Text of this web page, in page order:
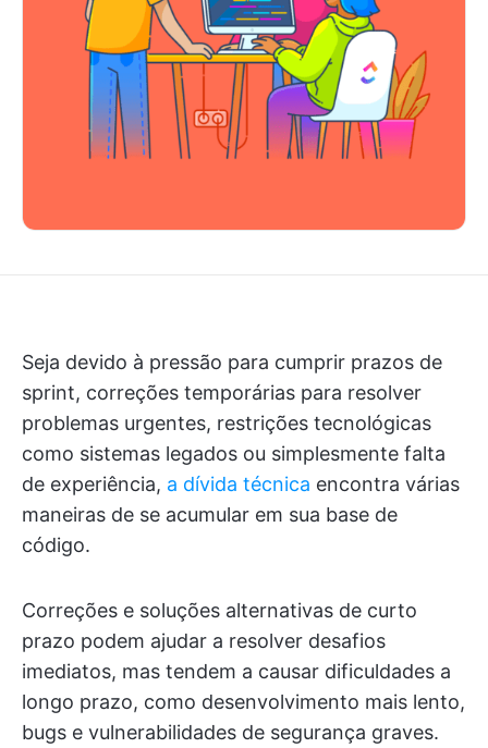
Seja devido à pressão para cumprir prazos de
sprint, correções temporárias para resolver
problemas urgentes, restrições tecnológicas
como sistemas legados ou simplesmente falta
de experiência, a dívida técnica encontra várias
maneiras de se acumular em sua base de
código.
Correções e soluções alternativas de curto
prazo podem ajudar a resolver desafios
imediatos, mas tendem a causar dificuldades a
longo prazo, como desenvolvimento mais lento,
bugs e vulnerabilidades de segurança graves.